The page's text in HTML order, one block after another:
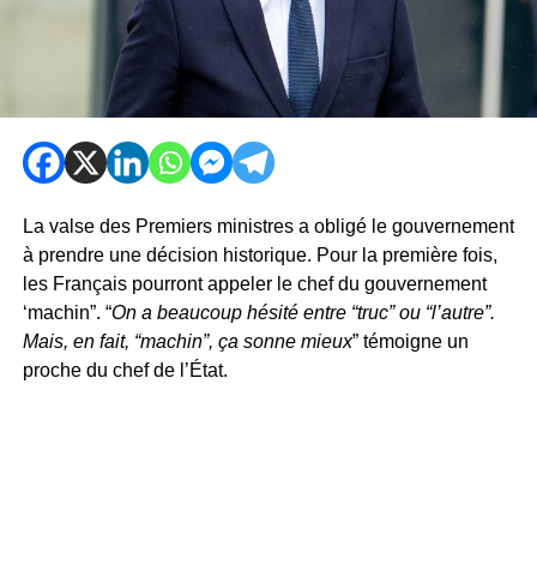
La valse des Premiers ministres a obligé le gouvernement
à prendre une décision historique. Pour la première fois,
les Français pourront appeler le chef du gouvernement
‘machin”. “On a beaucoup hésité entre “truc” ou “l’autre”.
Mais, en fait, “machin”, ça sonne mieux” témoigne un
proche du chef de l’État.